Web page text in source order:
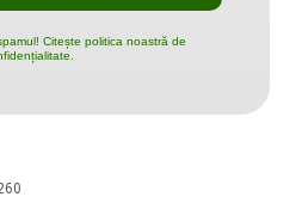
Citește politica noastră de